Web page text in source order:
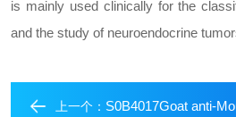
is mainly used clinically for the
and the study of neuroendocrine
上一个： S0B4017Goat anti-Mouse